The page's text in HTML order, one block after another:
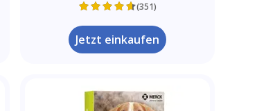
(351)
Jetzt einkaufen